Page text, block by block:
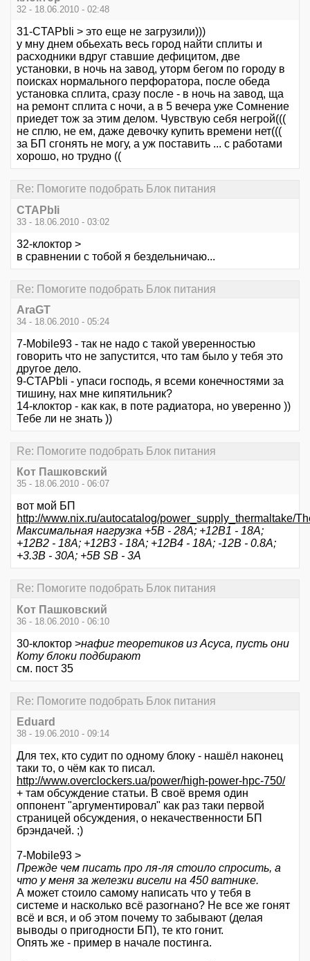
32 - 18.06.2010 - 02:48
31-CTAPbIi > это еще не загрузили)))
у мну днем обьехать весь город найти сплиты и
расходники вдруг ставшие дефицитом, две
установки, в ночь на завод, уторм бегом по городу в
поисках нормального перфоратора, после обеда
установка сплита, сразу после - в ночь на завод, ща
на ремонт сплита с ночи, а в 5 вечера уже Сомнение
приедет тож за этим делом. Чувствую себя негрой(((
не сплю, не ем, даже девочку купить времени нет(((
за БП сгонять не могу, а уж поставить ... с работами
хорошо, но трудно ((
Re: Помогите подобрать Блок питания
CTAPbIi
33 - 18.06.2010 - 03:02
32-клоктор >
в сравнении с тобой я бездельничаю...
Re: Помогите подобрать Блок питания
AraGT
34 - 18.06.2010 - 05:24
7-Mobile93 - так не надо с такой уверенностью
говорить что не запустится, что там было у тебя это
другое дело.
9-CTAPbIi - упаси господь, я всеми конечностями за
тишину, нах мне кипятильник?
14-клоктор - как как, в поте радиатора, но уверенно ))
Тебе ли не знать ))
Re: Помогите подобрать Блок питания
Кот Пашковский
35 - 18.06.2010 - 06:07
вот мой БП
http://www.nix.ru/autocatalog/power_supply_thermaltake/
Максимальная нагрузка +5В - 28А; +12В1 - 18А;
+12В2 - 18А; +12В3 - 18А; +12В4 - 18А; -12В - 0.8А;
+3.3B - 30А; +5В SB - 3А
Re: Помогите подобрать Блок питания
Кот Пашковский
36 - 18.06.2010 - 06:10
30-клоктор >нафиг теоретиков из Асуса, пусть они
Коту блоки подбирают
см. пост 35
Re: Помогите подобрать Блок питания
Eduard
38 - 19.06.2010 - 09:14
Для тех, кто судит по одному блоку - нашёл наконец
таки то, о чём как то писал.
http://www.overclockers.ua/power/high-power-hpc-750/
+ там обсуждение статьи. В своё время один
оппонент "аргументировал" как раз таки первой
страницей обсуждения, о некачественности БП
брэндачей. ;)
7-Mobile93 >
Прежде чем писать про ля-ля стоило спросить, а
что у меня за железки висели на 450 ватнике.
А может стоило самому написать что у тебя в
системе и насколько всё разогнано? Не все же гонят
всё и вся, и об этом почему то забывают (делая
выводы о пригодности БП), те кто гонит.
Опять же - пример в начале постинга.